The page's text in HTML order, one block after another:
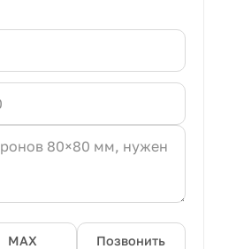
MAX Позвонить